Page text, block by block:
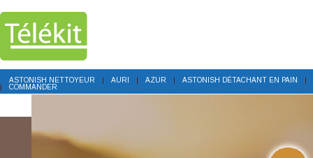
ASTONISH NETTOYEUR AURI AZUR
ASTONISH DÉTACHANT EN PAIN
COMMANDER